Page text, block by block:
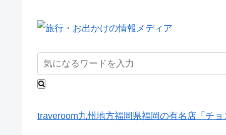
traveroom九州地方福岡県福岡の有名店「チ